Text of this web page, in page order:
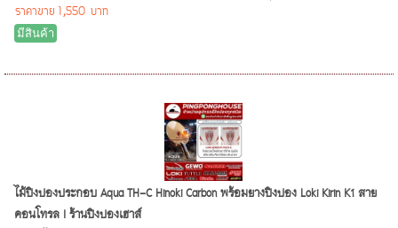
ราคาขาย 1,550 บาท
มีสินค้า
ไม้ปิงปองประกอบ Aqua TH-C Hinoki Carbon พร้อมยางปิงปอง Loki Kirin K1 สาย
คอนโทรล I ร้านปิงปองเฮาส์